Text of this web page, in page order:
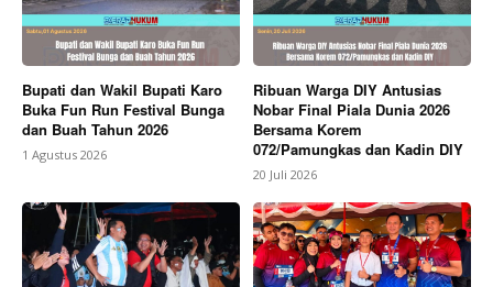
Bupati dan Wakil Bupati Karo
Buka Fun Run Festival Bunga
dan Buah Tahun 2026
1 Agustus 2026
Ribuan Warga DIY Antusias
Nobar Final Piala Dunia 2026
Bersama Korem
072/Pamungkas dan Kadin DIY
20 Juli 2026